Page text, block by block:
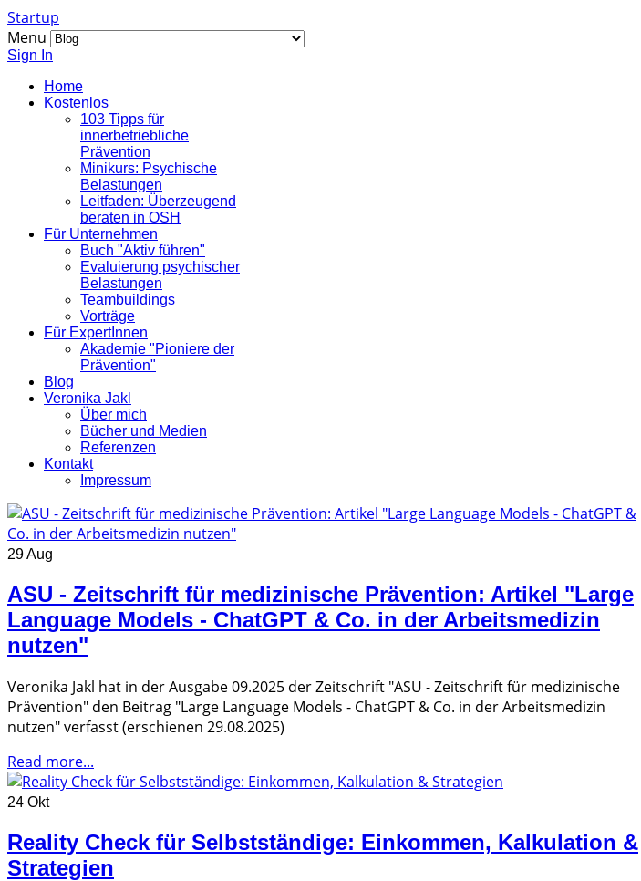
Startup
Menu
Sign In
Home
Kostenlos
103 Tipps für
innerbetriebliche
Prävention
Minikurs: Psychische
Belastungen
Leitfaden: Überzeugend
beraten in OSH
Für Unternehmen
Buch "Aktiv führen"
Evaluierung psychischer
Belastungen
Teambuildings
Vorträge
Für ExpertInnen
Akademie "Pioniere der
Prävention"
Blog
Veronika Jakl
Über mich
Bücher und Medien
Referenzen
Kontakt
Impressum
29 Aug
ASU - Zeitschrift für medizinische Prävention: Artikel "Large
Language Models - ChatGPT & Co. in der Arbeitsmedizin
nutzen"
Veronika Jakl hat in der Ausgabe 09.2025 der Zeitschrift "ASU - Zeitschrift für medizinische
Prävention" den Beitrag "Large Language Models - ChatGPT & Co. in der Arbeitsmedizin
nutzen" verfasst (erschienen 29.08.2025)
Read more...
24 Okt
Reality Check für Selbstständige: Einkommen, Kalkulation &
Strategien